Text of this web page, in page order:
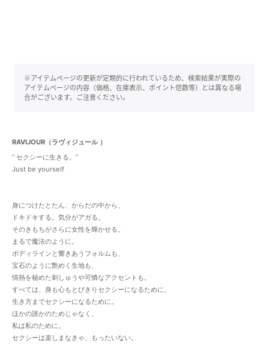
※アイテムページの更新が定期的に行われているため、検索結果が実際の
アイテムページの内容（価格、在庫表示、ポイント倍数等）とは異なる場
合がございます。ご注意ください。
RAVIJOUR（ラヴィジュール ）
“ セクシーに生きる。”
Just be yourself
身につけたとたん、からだの中から、
ドキドキする。気分がアガる。
そのきもちがさらに女性を輝かせる。
まるで魔法のように。
ボディラインと響きあうフォルムも、
宝石のように艶めく生地も、
情熱を秘めた刺しゅうや可憐なアクセントも。
すべては、身も心もとびきりセクシーになるために。
生き方までセクシーになるために。
ほかの誰かのためじゃなく、
私は私のために。
セクシーは楽しまなきゃ、もったいない。